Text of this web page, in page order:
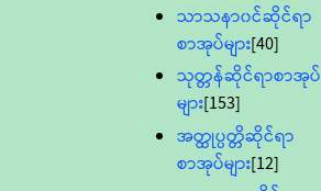
သာသနာ၀င်ဆိုင်ရာ
စာအုပ်များ[40]
သုတ္တန်ဆိုင်ရာစာအုပ်
များ[153]
အတ္ထုပ္ပတ္တိဆိုင်ရာ
စာအုပ်များ[12]